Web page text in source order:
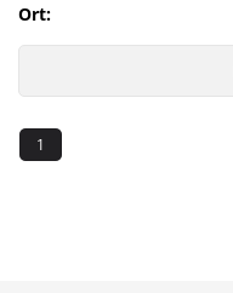
Ort:
1